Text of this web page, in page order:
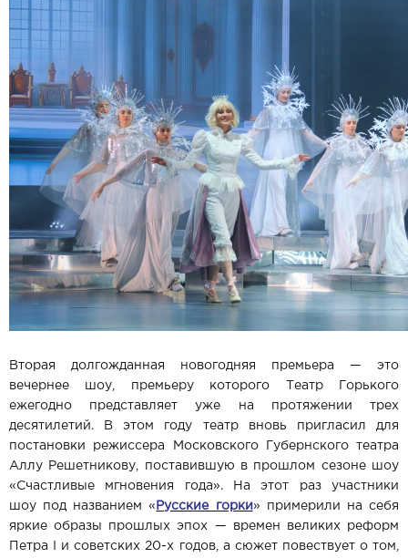
Вторая долгожданная новогодняя премьера — это
вечернее шоу, премьеру которого Театр Горького
ежегодно представляет уже на протяжении трех
десятилетий. В этом году театр вновь пригласил для
постановки режиссера Московского Губернского театра
Аллу Решетникову, поставившую в прошлом сезоне шоу
«Счастливые мгновения года». На этот раз участники
шоу под названием « Русские горки» примерили на себя
яркие образы прошлых эпох — времен великих реформ
Петра I и советских 20-х годов, а сюжет повествует о том,